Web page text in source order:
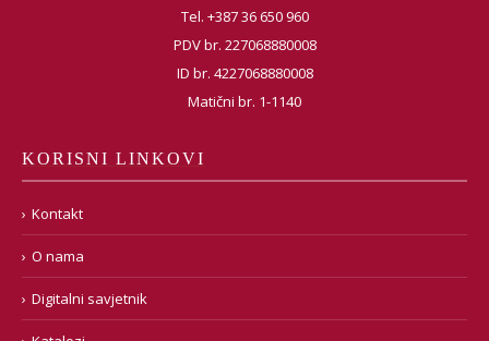
Tel. +387 36 650 960
PDV br. 227068880008
ID br. 4227068880008
Matični br. 1-1140
KORISNI LINKOVI
Kontakt
O nama
Digitalni savjetnik